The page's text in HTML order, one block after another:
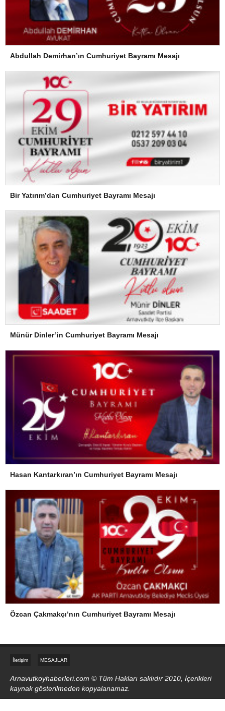
Abdullah Demirhan’ın Cumhuriyet Bayramı Mesajı
Bir Yatırım’dan Cumhuriyet Bayramı Mesajı
Münür Dinler’in Cumhuriyet Bayramı Mesajı
Hasan Kantarkıran’ın Cumhuriyet Bayramı Mesajı
Özcan Çakmakçı’nın Cumhuriyet Bayramı Mesajı
İletişim MESAJLAR
Arnavutkoyhaberleri.com © Tüm Hakları saklıdır 2010, İçerikleri
kaynak gösterilmeden kopyalanamaz.